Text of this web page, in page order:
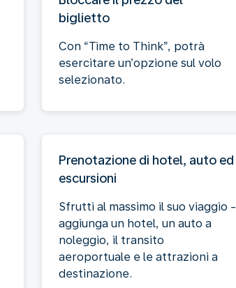
biglietto
Con “Time to Think”, potrà
esercitare un’opzione sul volo
selezionato.
Prenotazione di hotel, auto ed
escursioni
Sfrutti al massimo il suo viaggio -
aggiunga un hotel, un auto a
noleggio, il transito
aeroportuale e le attrazioni a
destinazione.